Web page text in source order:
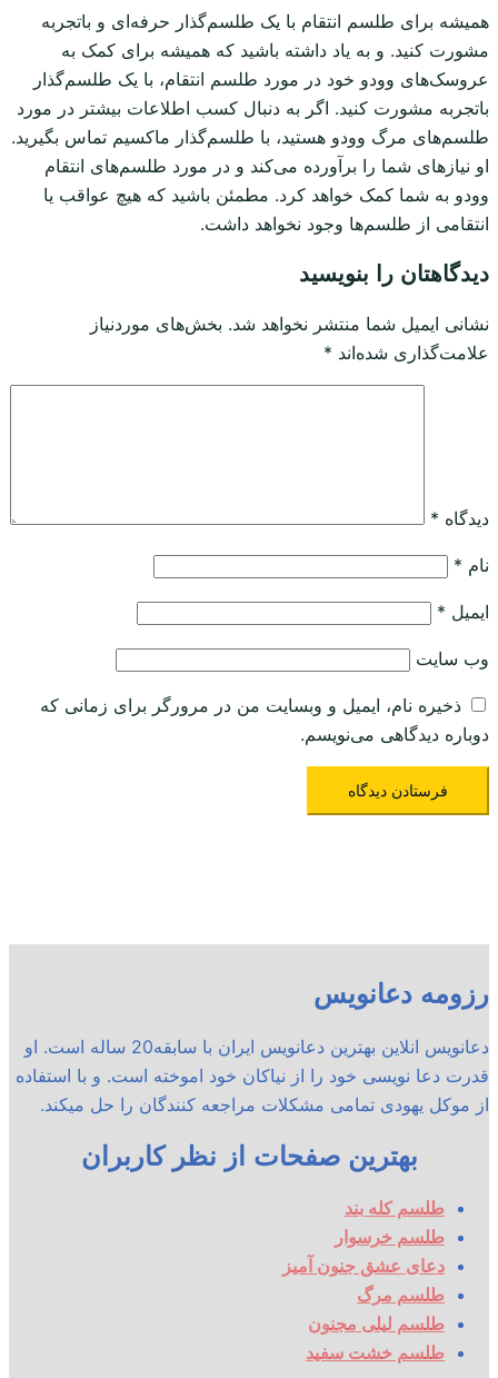
همیشه برای طلسم انتقام با یک طلسم‌گذار حرفه‌ای و باتجربه
مشورت کنید. و به یاد داشته باشید که همیشه برای کمک به
عروسک‌های وودو خود در مورد طلسم انتقام، با یک طلسم‌گذار
باتجربه مشورت کنید. اگر به دنبال کسب اطلاعات بیشتر در مورد
طلسم‌های مرگ وودو هستید، با طلسم‌گذار ماکسیم تماس بگیرید.
او نیازهای شما را برآورده می‌کند و در مورد طلسم‌های انتقام
وودو به شما کمک خواهد کرد. مطمئن باشید که هیچ عواقب یا
انتقامی از طلسم‌ها وجود نخواهد داشت.
دیدگاهتان را بنویسید
نشانی ایمیل شما منتشر نخواهد شد. بخش‌های موردنیاز
علامت‌گذاری شده‌اند *
دیدگاه *
نام *
ایمیل *
وب‌ سایت
ذخیره نام، ایمیل و وبسایت من در مرورگر برای زمانی که
دوباره دیدگاهی می‌نویسم.
رزومه دعانویس
دعانویس انلاین بهترین دعانویس ایران با سابقه20 ساله است. او
قدرت دعا نویسی خود را از نیاکان خود اموخته است. و با استفاده
از موکل یهودی تمامی مشکلات مراجعه کنندگان را حل میکند.
بهترین صفحات از نظر کاربران
طلسم کله بند
طلسم خرسوار
دعای عشق جنون آمیز
طلسم مرگ
طلسم لیلی مجنون
طلسم خشت سفید